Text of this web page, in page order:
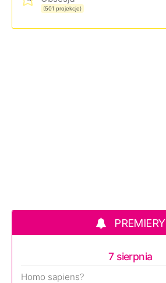
(501 projekcje)
PREMIERY
7 sierpnia
Homo sapiens?